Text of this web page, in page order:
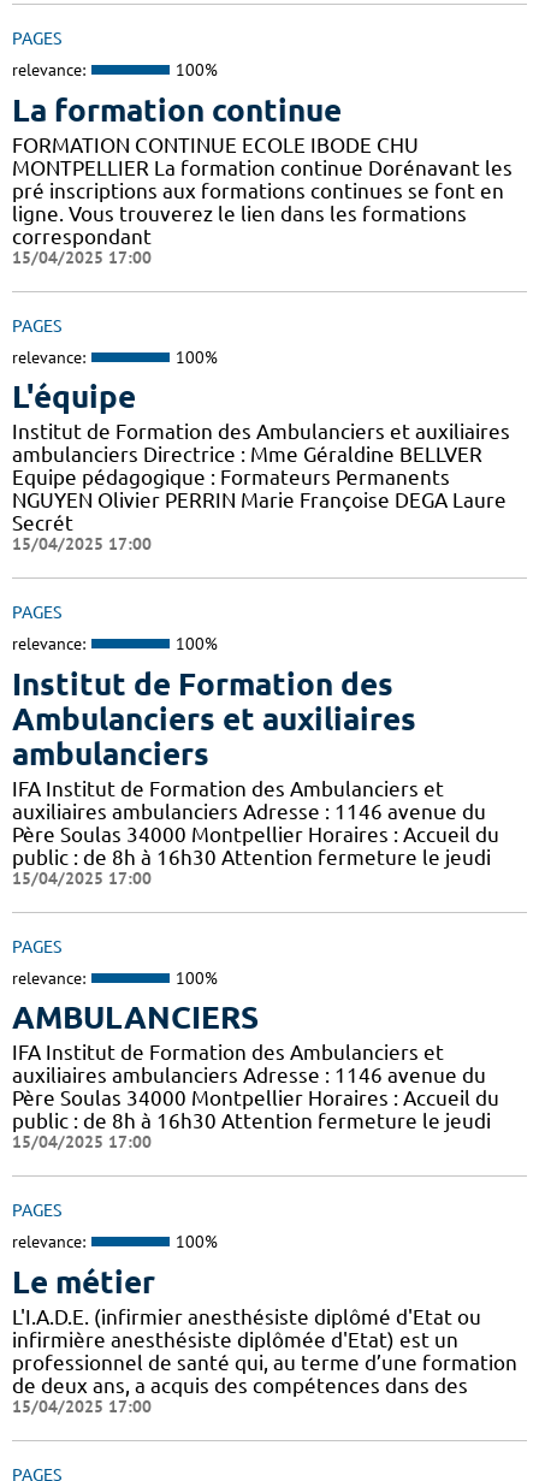
PAGES
relevance: 100%
La formation continue
FORMATION CONTINUE ECOLE IBODE CHU
MONTPELLIER La formation continue Dorénavant les
pré inscriptions aux formations continues se font en
ligne. Vous trouverez le lien dans les formations
correspondant
15/04/2025 17:00
PAGES
relevance: 100%
L'équipe
Institut de Formation des Ambulanciers et auxiliaires
ambulanciers Directrice : Mme Géraldine BELLVER
Equipe pédagogique : Formateurs Permanents
NGUYEN Olivier PERRIN Marie Françoise DEGA Laure
Secrét
15/04/2025 17:00
PAGES
relevance: 100%
Institut de Formation des
Ambulanciers et auxiliaires
ambulanciers
IFA Institut de Formation des Ambulanciers et
auxiliaires ambulanciers Adresse : 1146 avenue du
Père Soulas 34000 Montpellier Horaires : Accueil du
public : de 8h à 16h30 Attention fermeture le jeudi
15/04/2025 17:00
PAGES
relevance: 100%
AMBULANCIERS
IFA Institut de Formation des Ambulanciers et
auxiliaires ambulanciers Adresse : 1146 avenue du
Père Soulas 34000 Montpellier Horaires : Accueil du
public : de 8h à 16h30 Attention fermeture le jeudi
15/04/2025 17:00
PAGES
relevance: 100%
Le métier
L'I.A.D.E. (infirmier anesthésiste diplômé d'Etat ou
infirmière anesthésiste diplômée d'Etat) est un
professionnel de santé qui, au terme d’une formation
de deux ans, a acquis des compétences dans des
15/04/2025 17:00
PAGES